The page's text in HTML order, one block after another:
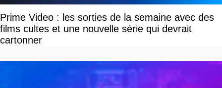
Prime Video : les sorties de la semaine avec des
films cultes et une nouvelle série qui devrait
cartonner